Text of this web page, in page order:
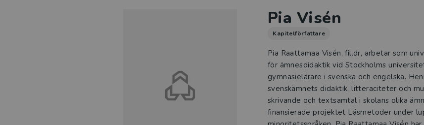
Pia Visén
Kapitelförfattare
Pia Raattamaa Visén, fil.dr, arbetar som
för ämnesdidaktik vid Stockholms
gymnasielärare i svenska och engelska.
svenskämnets didaktik, litteraciteter och
skrivande och textsamtal i skolans olika
finansierade projektet Läsmetoder under